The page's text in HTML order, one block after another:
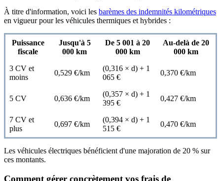
À titre d'information, voici les barèmes des indemnités kilométriques
en vigueur pour les véhicules thermiques et hybrides :
Puissance
fiscale
Jusqu'à 5
000 km
De 5 001 à 20
000 km
Au-delà de 20
000 km
3 CV et
moins
0,529 €/km
(0,316 × d) + 1
065 €
0,370 €/km
5 CV 0,636 €/km
(0,357 × d) + 1
395 €
0,427 €/km
7 CV et
plus
0,697 €/km
(0,394 × d) + 1
515 €
0,470 €/km
Les véhicules électriques bénéficient d'une majoration de 20 % sur
ces montants.
Comment gérer concrètement vos frais de